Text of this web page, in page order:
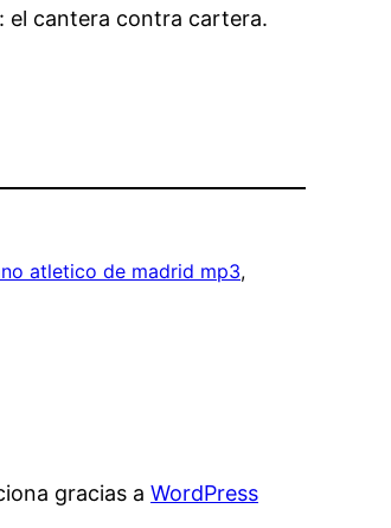
el cantera contra cartera.
atletico de madrid mp3
gracias a WordPress